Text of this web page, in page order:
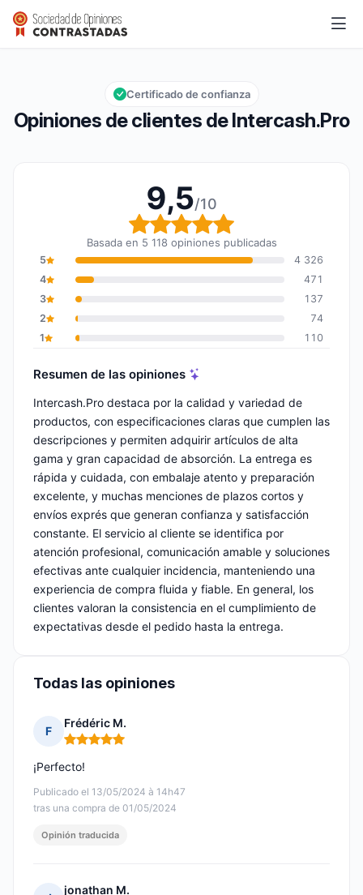
Intercash.Pro
Calificación global: 9,5 de 10
9,5/10
Opiniones de clientes de Intercash.Pro
Certificado de confianza
9,5/10
Calificación global: 9,5
Basada en 5 118 opiniones publicadas
5
4 326
4
471
3
137
2
74
1
110
Resumen de las opiniones
Intercash.Pro destaca por la calidad y variedad de
productos, con especificaciones claras que cumplen las
descripciones y permiten adquirir artículos de alta
gama y gran capacidad de absorción. La entrega es
rápida y cuidada, con embalaje atento y preparación
excelente, y muchas menciones de plazos cortos y
envíos exprés que generan confianza y satisfacción
constante. El servicio al cliente se identifica por
atención profesional, comunicación amable y soluciones
efectivas ante cualquier incidencia, manteniendo una
experiencia de compra fluida y fiable. En general, los
clientes valoran la consistencia en el cumplimiento de
expectativas desde el pedido hasta la entrega.
Todas las opiniones
F
Frédéric M.
Nota: 5 de 5
Publicado el 13/05/2024 à 14h47
tras una compra de 01/05/2024
¡Perfecto!
Opinión traducida
jonathan M.